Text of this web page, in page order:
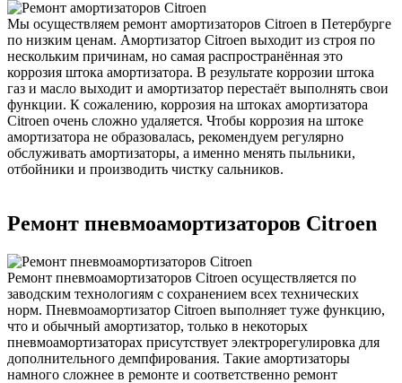
Мы осуществляем ремонт амортизаторов Citroen в Петербурге
по низким ценам. Амортизатор Citroen выходит из строя по
нескольким причинам, но самая распространённая это
коррозия штока амортизатора. В результате коррозии штока
газ и масло выходит и амортизатор перестаёт выполнять свои
функции. К сожалению, коррозия на штоках амортизатора
Citroen очень сложно удаляется. Чтобы коррозия на штоке
амортизатора не образовалась, рекомендуем регулярно
обслуживать амортизаторы, а именно менять пыльники,
отбойники и производить чистку сальников.
Ремонт пневмоамортизаторов Citroen
Ремонт пневмоамортизаторов Citroen осуществляется по
заводским технологиям с сохранением всех технических
норм. Пневмоамортизатор Citroen выполняет туже функцию,
что и обычный амортизатор, только в некоторых
пневмоамортизаторах присутствует электрорегулировка для
дополнительного демпфирования. Такие амортизаторы
намного сложнее в ремонте и соответственно ремонт